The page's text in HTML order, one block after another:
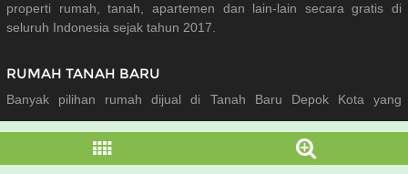
properti rumah, tanah, apartemen dan lain-lain secara gratis di
seluruh Indonesia sejak tahun 2017.
RUMAH TANAH BARU
Banyak pilihan rumah dijual di Tanah Baru Depok Kota yang
diupdate setiap hari dari berbagai tipe rumah, lokasi dan harga yang
sangat menarik.